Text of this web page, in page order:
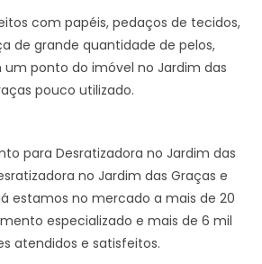
com papéis, pedaços de tecidos,
de grande quantidade de pelos,
ponto do imóvel no Jardim das
pouco utilizado.
para Desratizadora no Jardim das
no Jardim das Graças e
estamos no mercado a mais de 20
especializado e mais de 6 mil
atendidos e satisfeitos.